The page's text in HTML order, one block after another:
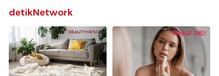
detikNetwork